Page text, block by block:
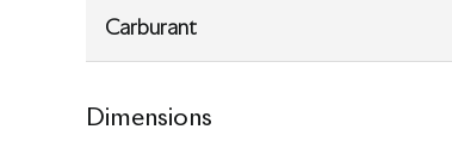
Carburant
Dimensions